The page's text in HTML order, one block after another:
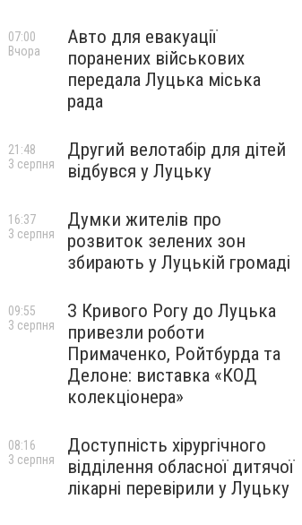
Авто для евакуації
поранених військових
передала Луцька міська
рада
07:00
Вчора
Другий велотабір для дітей
відбувся у Луцьку
21:48
3 серпня
Думки жителів про
розвиток зелених зон
збирають у Луцькій громаді
16:37
3 серпня
З Кривого Рогу до Луцька
привезли роботи
Примаченко, Ройтбурда та
Делоне: виставка «КОД
колекціонера»
09:55
3 серпня
Доступність хірургічного
відділення обласної дитячої
лікарні перевірили у Луцьку
08:16
3 серпня